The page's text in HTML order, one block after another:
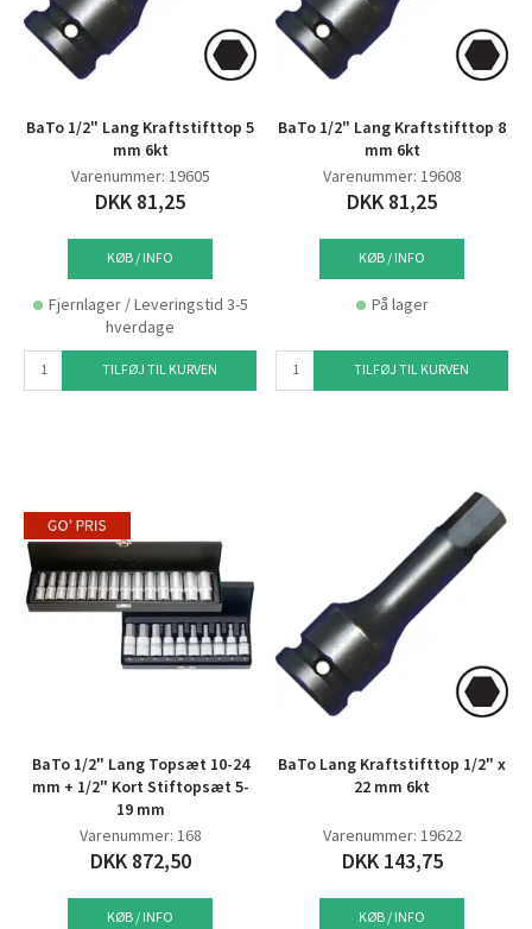
BaTo 1/2" Lang Kraftstifttop 5
mm 6kt
Varenummer: 19605
DKK 81,25
KØB / INFO
Fjernlager / Leveringstid 3-5
hverdage
TILFØJ TIL KURVEN
BaTo 1/2" Lang Kraftstifttop 8
mm 6kt
Varenummer: 19608
DKK 81,25
KØB / INFO
På lager
TILFØJ TIL KURVEN
BaTo 1/2" Lang Topsæt 10-24
mm + 1/2" Kort Stiftopsæt 5-
19 mm
Varenummer: 168
DKK 872,50
KØB / INFO
BaTo Lang Kraftstifttop 1/2" x
22 mm 6kt
Varenummer: 19622
DKK 143,75
KØB / INFO